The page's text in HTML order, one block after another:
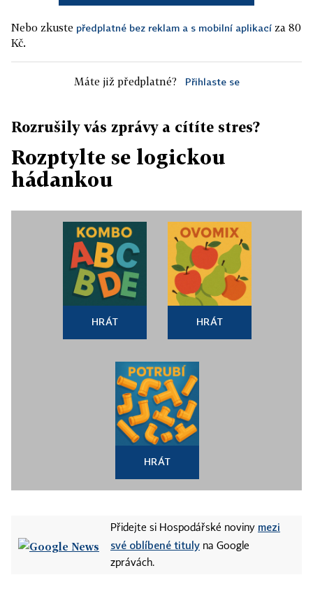
Nebo zkuste předplatné bez reklam a s mobilní aplikací za 80
Kč.
Máte již předplatné? Přihlaste se
Rozrušily vás zprávy a cítíte stres?
Rozptylte se logickou
hádankou
HRÁT HRÁT
HRÁT
Přidejte si Hospodářské noviny mezi
své oblíbené tituly na Google
zprávách.